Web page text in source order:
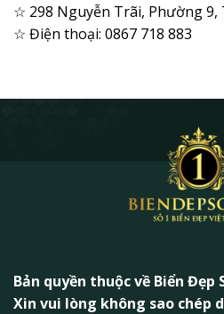
☆ 298 Nguyễn Trãi, Phường 9,
☆ Điện thoại: 0867 718 883
Bản quyền thuộc về Biển Đẹp
Xin vui lòng không sao chép